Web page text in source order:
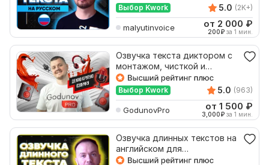
Выбор Kwork 5.0 (2K+)
malyutinvoice от 2 000 ₽
200₽ за 1 мин.
Озвучка текста диктором с
монтажом, чисткой и
студийной обработкой
Выбор Kwork 5.0 (963)
GodunovPro от 1 500 ₽
3,000₽ за 1 мин.
Озвучка длинных текстов на
английском для
видеоролика, подкаста